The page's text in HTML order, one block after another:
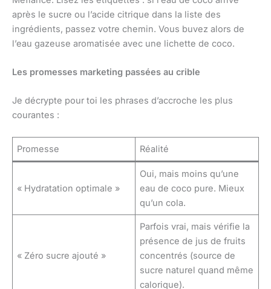
après le sucre ou l’acide citrique dans la liste des
ingrédients, passez votre chemin. Vous buvez alors de
l’eau gazeuse aromatisée avec une lichette de coco.
Les promesses marketing passées au crible
Je décrypte pour toi les phrases d’accroche les plus
courantes :
Promesse Réalité
« Hydratation optimale »
Oui, mais moins qu’une
eau de coco pure. Mieux
qu’un cola.
« Zéro sucre ajouté »
Parfois vrai, mais vérifie la
présence de jus de fruits
concentrés (source de
sucre naturel quand même
calorique).